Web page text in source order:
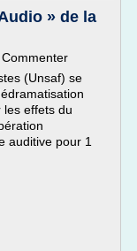
» de la
(Unsaf) se
effets du
auditive pour 1